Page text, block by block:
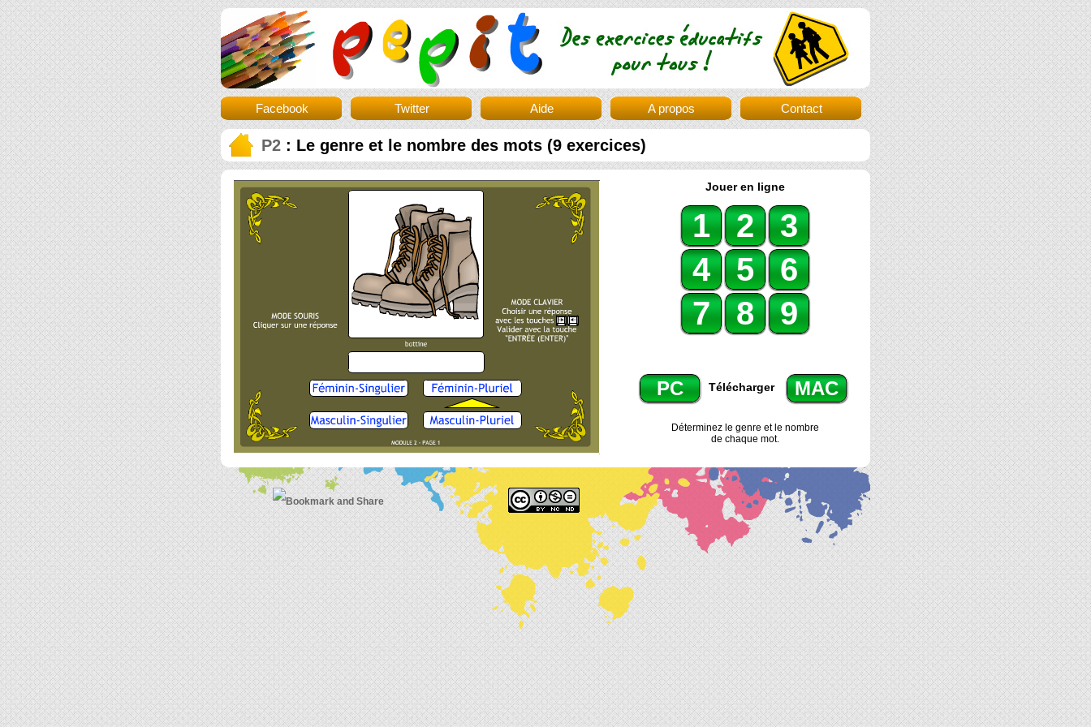
Facebook Twitter Aide A propos Contact
P2 : Le genre et le nombre des mots (9 exercices)
Jouer en ligne
1 2
3
4
5
6
7
8 9
PC Télécharger MAC
Déterminez le genre et le nombre
de chaque mot.